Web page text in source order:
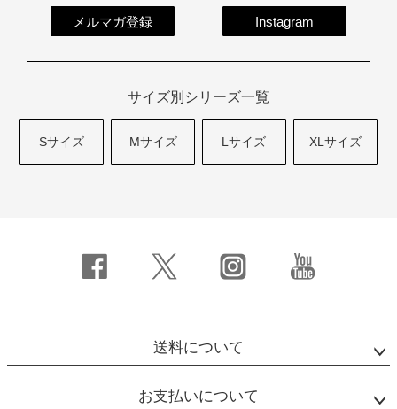
メルマガ登録 Instagram
サイズ別シリーズ一覧
Sサイズ Mサイズ Lサイズ XLサイズ
送料について
お支払いについて